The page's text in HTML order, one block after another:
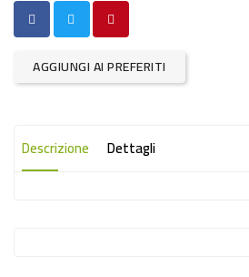
FORNO
RICORRENZE
PASQUALI
ALIMENTI
INFANZIA
AGGIUNGI AI PREFERITI
Descrizione Dettagli